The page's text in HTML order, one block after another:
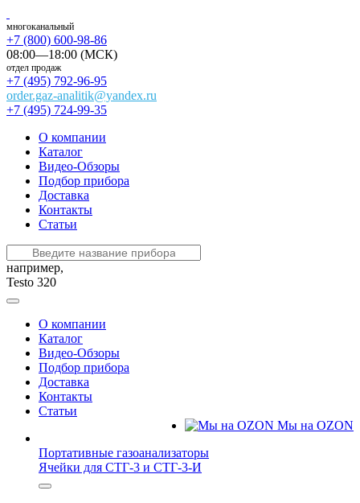
многоканальный
+7 (800) 600-98-86
08:00—18:00 (МСК)
отдел продаж
+7 (495) 792-96-95
order.gaz-analitik@yandex.ru
+7 (495) 724-99-35
О компании
Каталог
Видео-Обзоры
Подбор прибора
Доставка
Контакты
Статьи
например,
Testo 320
О компании
Каталог
Видео-Обзоры
Подбор прибора
Доставка
Контакты
Статьи
Мы на OZON
Портативные газоанализаторы
Ячейки для СТГ-3 и СТГ-3-И